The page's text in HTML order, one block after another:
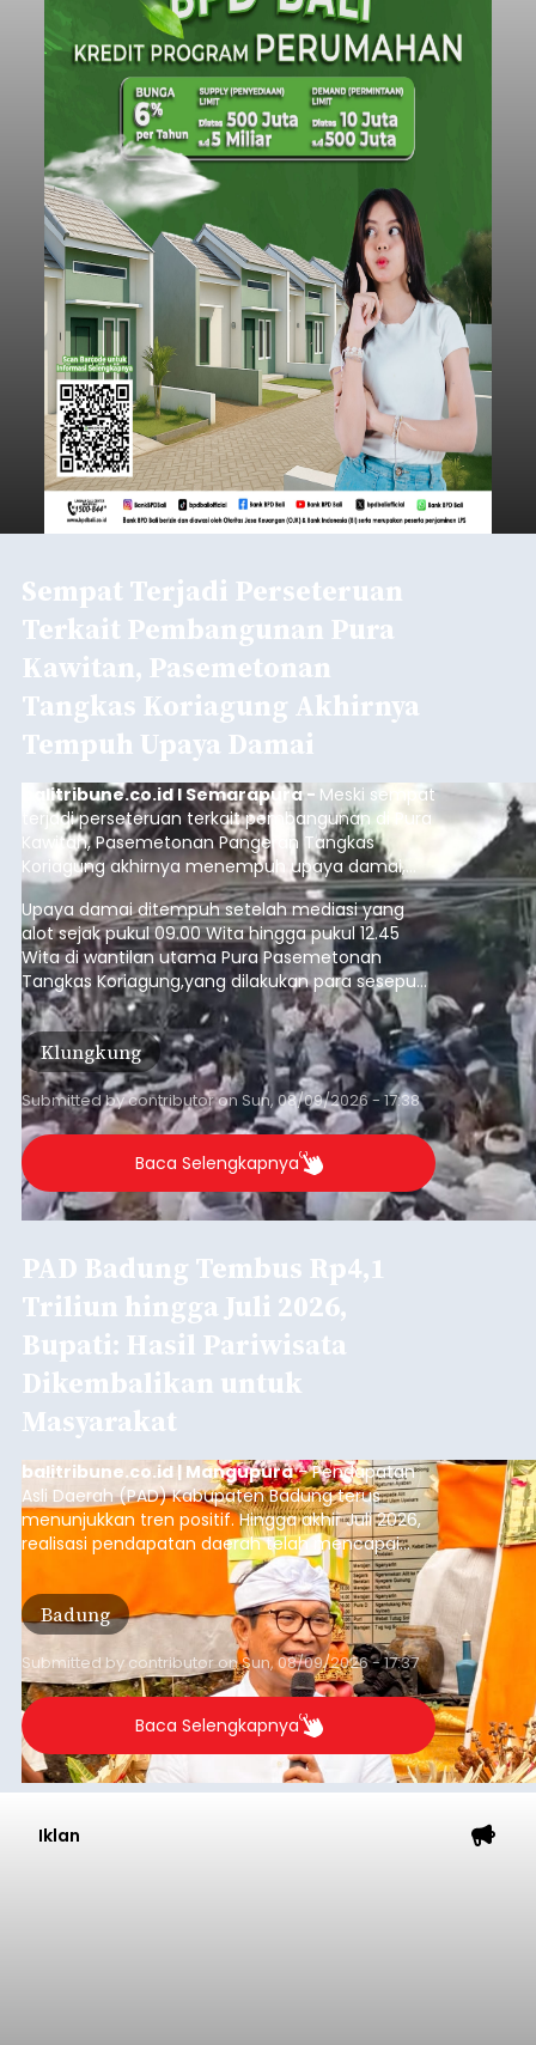
Sempat Terjadi Perseteruan
Terkait Pembangunan Pura
Kawitan, Pasemetonan
Tangkas Koriagung Akhirnya
Tempuh Upaya Damai
balitribune.co.id I Semarapura - Meski sempat
terjadi perseteruan terkait pembangunan di Pura
Kawitan, Pasemetonan Pangeran Tangkas
Koriagung akhirnya menempuh upaya damai,
pada Minggu (9/8/2026).
Upaya damai ditempuh setelah mediasi yang
alot sejak pukul 09.00 Wita hingga pukul 12.45
Wita di wantilan utama Pura Pasemetonan
Tangkas Koriagung,yang dilakukan para sesepuh
kedua belah pihak yang berseberangan.
Klungkung
Submitted bycontributoronSun, 08/09/2026 - 17:38
Baca Selengkapnya
PAD Badung Tembus Rp4,1
Triliun hingga Juli 2026,
Bupati: Hasil Pariwisata
Dikembalikan untuk
Masyarakat
balitribune.co.id | Mangupura- Pendapatan
Asli Daerah (PAD) Kabupaten Badung terus
menunjukkan tren positif. Hingga akhir Juli 2026,
realisasi pendapatan daerah telah mencapai
Rp4,1 triliun atau rata-rata sekitar Rp730 miliar
per bulan, meningkat signifikan dibandingkan
rata-rata penerimaan sebelumnya yang berkisar
Rp350 miliar hingga Rp400 miliar per bulan.
Badung
Submitted by contributor onSun, 08/09/2026 - 17:37
Baca Selengkapnya
Iklan